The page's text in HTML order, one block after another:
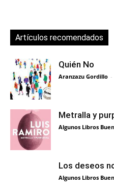
Artículos recomendados
Quién No
Aranzazu Gordillo -
Metralla y
Algunos Libros
Los deseos
Algunos Libros